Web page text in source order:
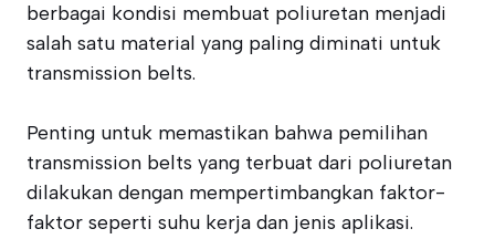
berbagai kondisi membuat poliuretan menjadi
salah satu material yang paling diminati untuk
transmission belts.
Penting untuk memastikan bahwa pemilihan
transmission belts yang terbuat dari poliuretan
dilakukan dengan mempertimbangkan faktor-
faktor seperti suhu kerja dan jenis aplikasi.